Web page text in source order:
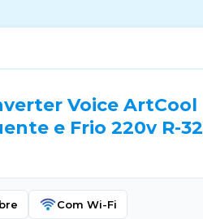
Voice ArtCool
e Frio 220v R-32
Com Wi-Fi